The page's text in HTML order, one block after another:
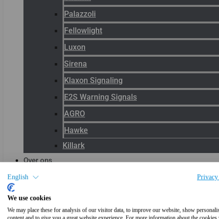
English
We use cookies
We may place these for analysis of our visitor data, to improve our website, show
Palazzoli
Fellowlight
Luxon
Sirena
Klaxon Signaling
E2S Warning Signals
AGRO
Hawke
Killark
Over ons
Blog
Productnieuws